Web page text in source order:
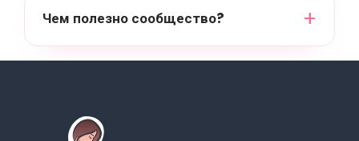
Чем полезно сообщество?